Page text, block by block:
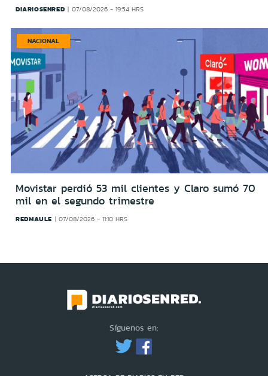
DIARIOSENRED 07/08/2026 - 19:54 HRS
NACIONAL
Movistar perdió 53 mil clientes y Claro sumó 70
mil en el segundo trimestre
REDMAULE 07/08/2026 - 11:10 HRS
Síguenos en: